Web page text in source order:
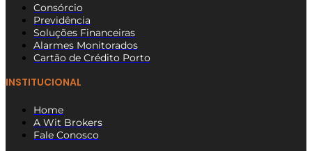
Consórcio
Previdência
Soluções Financeiras
Alarmes Monitorados
Cartão de Crédito Porto
INSTITUCIONAL
Home
A Wit Brokers
Fale Conosco